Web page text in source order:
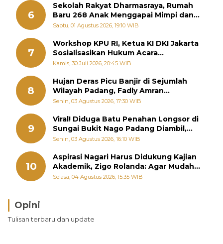
6
Sekolah Rakyat Dharmasraya, Rumah
Baru 268 Anak Menggapai Mimpi dan
Memutus Rantai Kemiskinan
Sabtu, 01 Agustus 2026, 19:10 WIB
7
Workshop KPU RI, Ketua KI DKI Jakarta
Sosialisasikan Hukum Acara
Penyelesaian Sengketa Informasi Publik
Kamis, 30 Juli 2026, 20:45 WIB
8
Hujan Deras Picu Banjir di Sejumlah
Wilayah Padang, Fadly Amran
Perintahkan OPD Siaga
Senin, 03 Agustus 2026, 17:30 WIB
9
Viral! Diduga Batu Penahan Longsor di
Sungai Bukit Nago Padang Diambil,
Warga Khawatir Bencana Terulang
Senin, 03 Agustus 2026, 16:10 WIB
10
Aspirasi Nagari Harus Didukung Kajian
Akademik, Zigo Rolanda: Agar Mudah
Diperjuangkan di Kementerian
Selasa, 04 Agustus 2026, 15:35 WIB
Opini
Tulisan terbaru dan update